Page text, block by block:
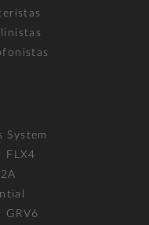
System
FLX4
GRV6